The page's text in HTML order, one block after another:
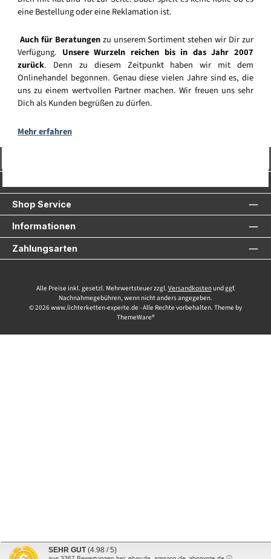
eine Bestellung oder eine Reklamation ist.
Auch für Beratungenzu unserem Sortiment stehen wir Dir zur
Verfügung. Unsere Wurzeln reichen bis in das Jahr 2007
zurück. Denn zu diesem Zeitpunkt haben wir mit dem
Onlinehandel begonnen. Genau diese vielen Jahre sind es, die
uns zu einem wertvollen Partner machen. Wir freuen uns sehr
Dich als Kunden begrüßen zu dürfen.
Mehr erfahren
Shop Service
Informationen
Zahlungsarten
Alle Preise inkl. gesetzl. Mehrwertsteuer zzgl. Versandkostenund ggf.
Nachnahmegebühren, wenn nicht anders angegeben.
© 2026 www.lichterketten-experte.de - Alle Rechte vorbehalten. Theme by
ThemeWare®
SEHR GUT (4.98 / 5)